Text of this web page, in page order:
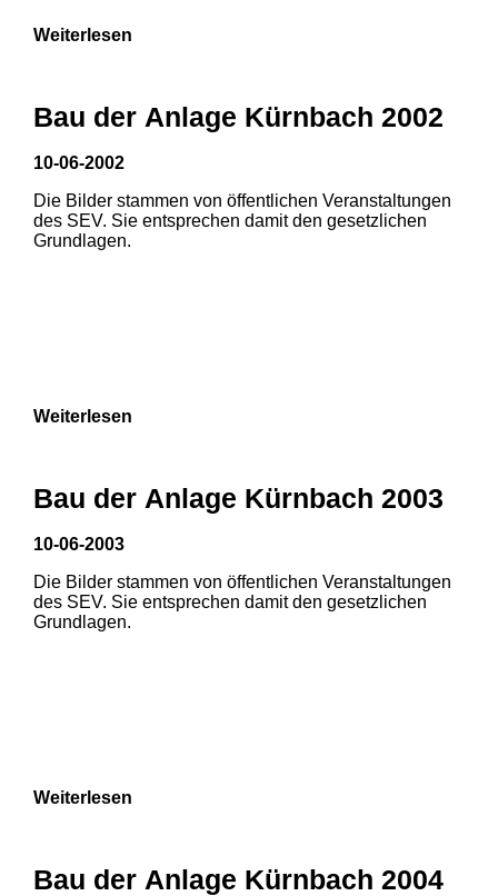
3
Weiterlesen
Bau der Anlage Kürnbach 2002
10-06-2002
Die Bilder stammen von öffentlichen Veranstaltungen
des SEV. Sie entsprechen damit den gesetzlichen
Grundlagen.
Weiterlesen
Bau der Anlage Kürnbach 2003
10-06-2003
Die Bilder stammen von öffentlichen Veranstaltungen
des SEV. Sie entsprechen damit den gesetzlichen
Grundlagen.
Weiterlesen
Bau der Anlage Kürnbach 2004